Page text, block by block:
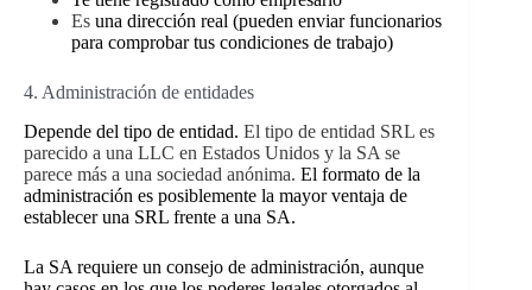
Es una dirección real (pueden enviar funcionarios
para comprobar tus condiciones de trabajo)
4. Administración de entidades
Depende del tipo de entidad. El tipo de entidad SRL es
parecido a una LLC en Estados Unidos y la SA se
parece más a una sociedad anónima. El formato de la
administración es posiblemente la mayor ventaja de
establecer una SRL frente a una SA.
La SA requiere un consejo de administración, aunque